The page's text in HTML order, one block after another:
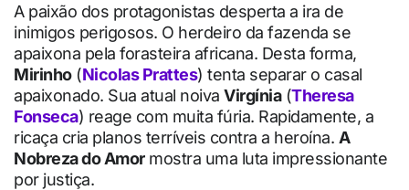
A paixão dos protagonistas desperta a ira de
inimigos perigosos. O herdeiro da fazenda se
apaixona pela forasteira africana. Desta forma,
Mirinho(Nicolas Prattes) tenta separar o casal
apaixonado. Sua atual noiva Virgínia(Theresa
Fonseca) reage com muita fúria. Rapidamente, a
ricaça cria planos terríveis contra a heroína. A
Nobreza do Amormostra uma luta impressionante
por justiça.